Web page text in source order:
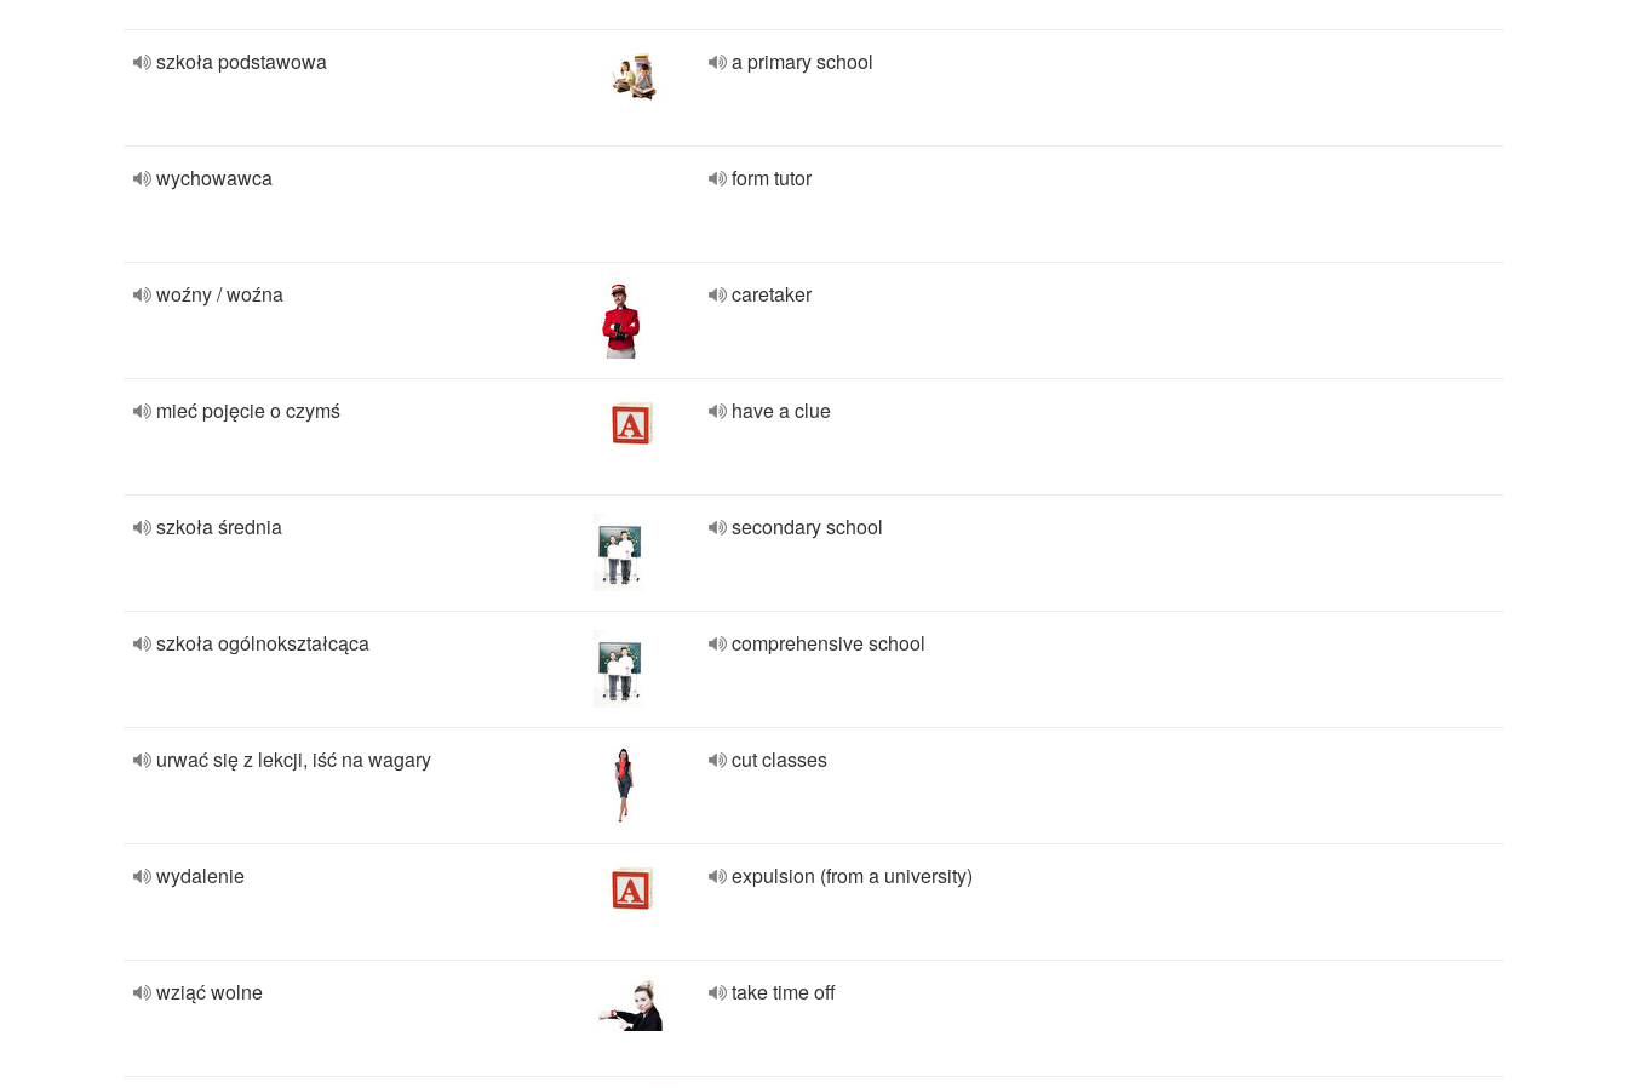
szkoła podstawowa a primary school
wychowawca form tutor
woźny / woźna caretaker
mieć pojęcie o czymś have a clue
szkoła średnia secondary school
szkoła ogólnokształcąca comprehensive school
urwać się z lekcji, iść na wagary cut classes
wydalenie expulsion (from a university)
wziąć wolne take time off